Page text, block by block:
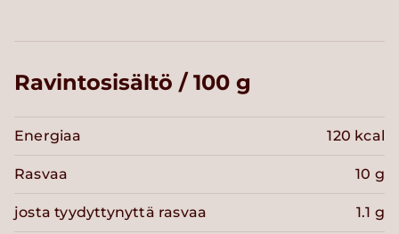
Ravintosisältö / 100 g
Energiaa 120 kcal
Rasvaa 10 g
josta tyydyttynyttä rasvaa 1.1 g